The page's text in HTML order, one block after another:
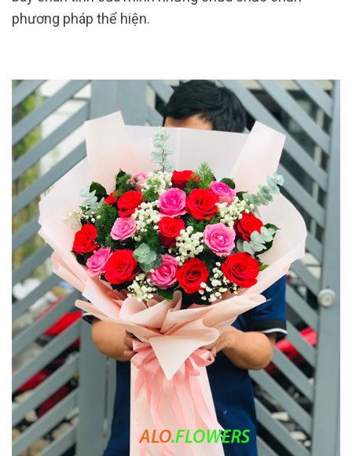
phương pháp thể hiện.